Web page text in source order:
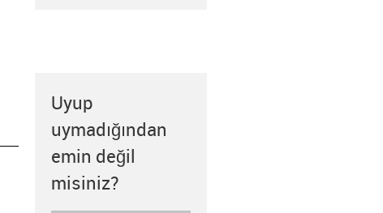
Uyup
uymadığından
emin değil
misiniz?